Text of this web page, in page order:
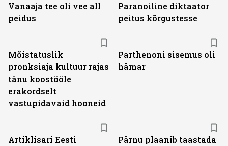
Vanaaja tee oli vee all
peidus
Paranoiline diktaator
peitus kõrgustesse
Mõistatuslik
pronksiaja kultuur rajas
tänu koostööle
erakordselt
vastupidavaid hooneid
Parthenoni sisemus oli
hämar
Artiklisari Eesti
Pärnu plaanib taastada